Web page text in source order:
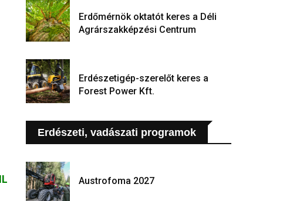
Erdőmérnök oktatót keres a Déli
Agrárszakképzési Centrum
Erdészetigép-szerelőt keres a
Forest Power Kft.
Erdészeti, vadászati programok
Austrofoma 2027